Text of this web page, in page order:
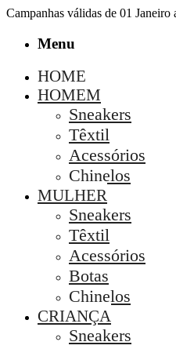
Campanhas válidas de 01
Menu
HOME
HOMEM
Sneakers
Têxtil
Acessórios
Chinelos
MULHER
Sneakers
Têxtil
Acessórios
Botas
Chinelos
CRIANÇA
Sneakers